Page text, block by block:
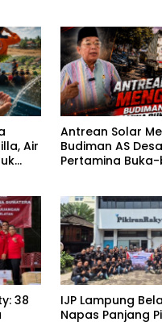
Air
Antrean Solar
Budiman AS
Pertamina
38
IJP Lampung
Napas Panjang